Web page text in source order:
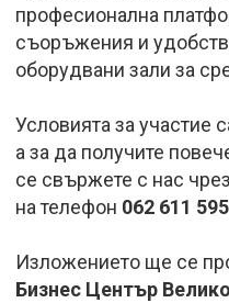
професионална
съоръжения и
оборудвани зали за
Условията за участие
а за да получите
се свържете с нас
на телефон 062 611 595
Изложението ще се
Бизнес Център